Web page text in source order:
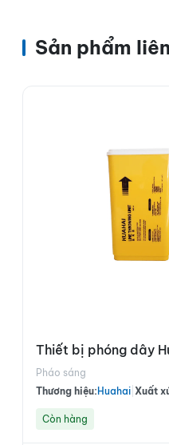
Sản phẩm
Thiết bị phóng dây
Pháo sáng
Thương hiệu: Huahai Xuất
Còn hàng